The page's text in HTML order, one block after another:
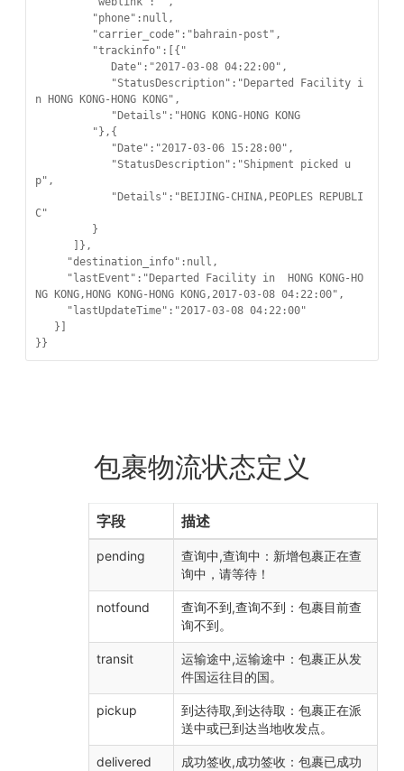
n HONG KONG-HONG KONG",
p",
C"
NG KONG,HONG KONG-HONG KONG,2017-03-08 04:22:00",
}}
包裹物流状态定义
字段 描述
pending
查询中,查询中：新增包裹正在查
询中，请等待！
notfound
查询不到,查询不到：包裹目前查
询不到。
transit
运输途中,运输途中：包裹正从发
件国运往目的国。
pickup
到达待取,到达待取：包裹正在派
送中或已到达当地收发点。
delivered
成功签收,成功签收：包裹已成功